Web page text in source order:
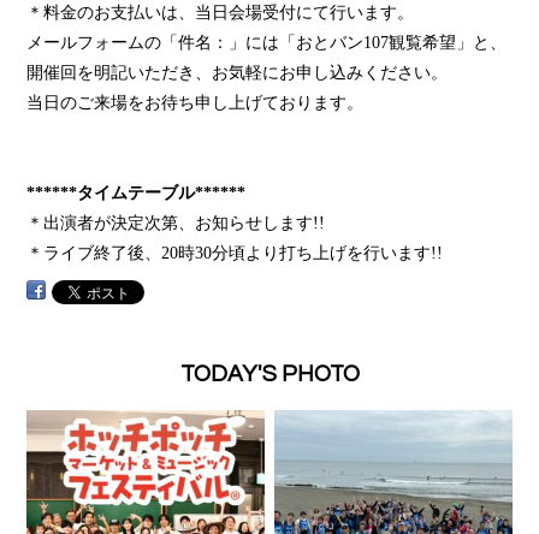
＊料金のお支払いは、当日会場受付にて行います。
メールフォームの「件名：」には「おとバン107観覧希望」と、
開催回を明記いただき、お気軽にお申し込みください。
当日のご来場をお待ち申し上げております。
******タイムテーブル******
＊出演者が決定次第、お知らせします!!
＊ライブ終了後、20時30分頃より打ち上げを行います!!
TODAY'S PHOTO